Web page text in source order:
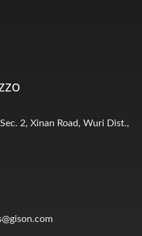
2, Xinan Road, Wuri Dist.,